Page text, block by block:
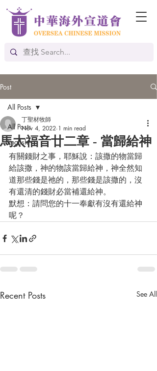
Post
All Posts
English
All Posts
馬太福音廿二章 - 當歸給神
丁聖材牧師
Nov 4, 2022 1 min read
有關錢財之事，耶穌說：該撒的物當歸
給該撒，神的物該當歸給神，神全然知
道那些錢是祂的，那些錢是該撒的，沒
有還清的錢財必當補還給神。
默想：請問您的十一奉獻有沒有還給神
呢？
Recent Posts See All